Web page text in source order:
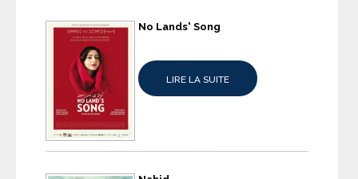
No Lands' Song
LIRE LA SUITE